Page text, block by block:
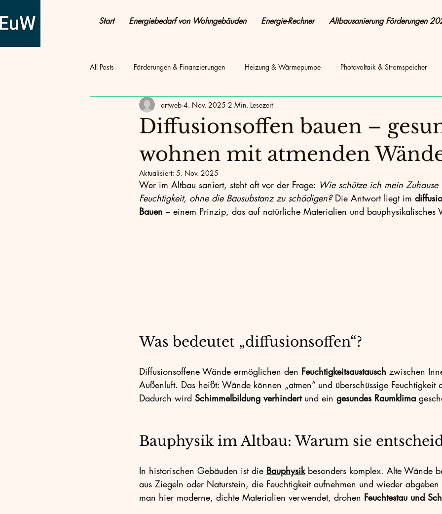
Start Energiebedarf von Wohngebäuden Energie-Rechner Altbausanierung Förderungen
All Posts Förderungen & Finanzierungen Heizung & Wärmepumpe Photovoltaik & Stromspeicher
Tipps & Praxis Wärmepumpe energetisch Sanieren
Energie sparen & Kosten senken Altbau & Sanierung Photovoltaik & Strom Energie sparen
Energieeffizienz Energie & Wohnen + Sanierung Heizung & Energieeffizienz Sanierung
Diffusionsoffen bauen –
wohnen mit atmenden
artweb 4. Nov. 2025 2 Min. Lesezeit
Aktualisiert: 5. Nov. 2025
Wer im Altbau saniert, steht oft vor der Frage: Wie schütze ich mein Zuhause
Feuchtigkeit, ohne die Bausubstanz zu schädigen? Die Antwort liegt im
Bauen – einem Prinzip, das auf natürliche Materialien und bauphysikalisches
Was bedeutet „diffusionsoffen“?
Diffusionsoffene Wände ermöglichen den Feuchtigkeitsaustausch zwischen
Außenluft. Das heißt: Wände können „atmen“ und überschüssige Feuchtigkeit
Dadurch wird Schimmelbildung verhindert und ein gesundes Raumklima
Bauphysik im Altbau: Warum sie
In historischen Gebäuden ist die Bauphysik besonders komplex. Alte Wände
aus Ziegeln oder Naturstein, die Feuchtigkeit aufnehmen und wieder
man hier moderne, dichte Materialien verwendet, drohen Feuchtestau und